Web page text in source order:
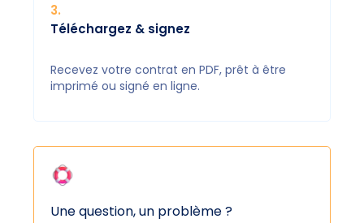
3.
Téléchargez & signez
Recevez votre contrat en PDF, prêt à être
imprimé ou signé en ligne.
Une question, un problème ?